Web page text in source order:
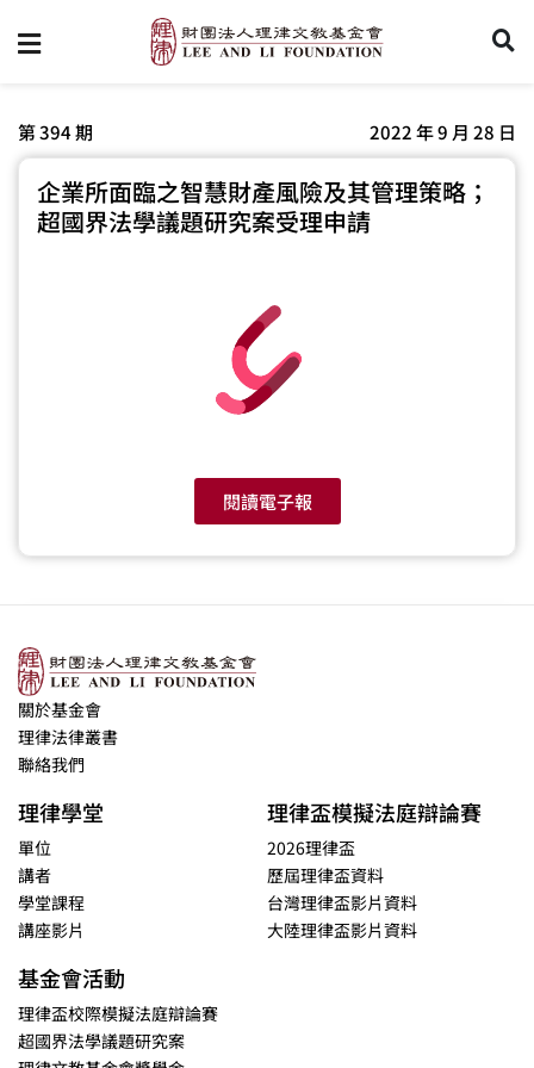
第 394 期 2022 年 9 月 28 日
企業所面臨之智慧財產風險及其管理策略；
超國界法學議題研究案受理申請
閱讀電子報
關於基金會
理律法律叢書
聯絡我們
理律學堂
單位
講者
學堂課程
講座影片
理律盃模擬法庭辯論賽
2026理律盃
歷屆理律盃資料
台灣理律盃影片資料
大陸理律盃影片資料
基金會活動
理律盃校際模擬法庭辯論賽
超國界法學議題研究案